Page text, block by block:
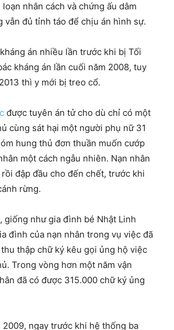
nhân cách và chứng ấu dâm
vẫn đủ tỉnh táo để chịu án hình sự.
án nhiều lần trước khi bị Tối
kháng án lần cuối năm 2008, tuy
thì y mới bị treo cổ.
được tuyên án tử cho dù chỉ có một
cùng sát hại một người phụ nữ 31
hung thủ đơn thuần muốn cướp
một cách ngẫu nhiên. Nạn nhân
đập đầu cho đến chết, trước khi
rừng.
giống như gia đình bé Nhật Linh
đình của nạn nhân trong vụ việc đã
thập chữ ký kêu gọi ủng hộ việc
Trong vòng hơn một năm vận
đã có được 315.000 chữ ký ủng
ngay trước khi hệ thống ba